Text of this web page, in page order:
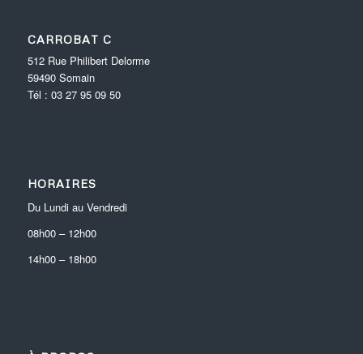
CARROBAT C
512 Rue Philibert Delorme
59490 Somain
Tél : 03 27 95 09 50
HORAIRES
Du Lundi au Vendredi
08h00 – 12h00
14h00 – 18h00